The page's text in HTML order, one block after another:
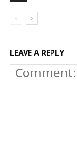
LEAVE A REPLY